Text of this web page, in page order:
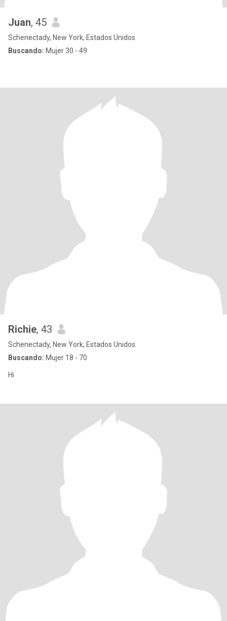
Juan, 45
Schenectady, New York, Estados Unidos
Buscando: Mujer 30 - 49
Richie, 43
Schenectady, New York, Estados Unidos
Buscando: Mujer 18 - 70
Hi